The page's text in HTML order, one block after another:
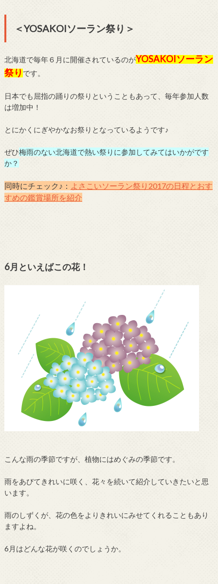
＜YOSAKOIソーラン祭り＞
北海道で毎年６月に開催されているのがYOSAKOIソーラン
祭り です。
日本でも屈指の踊りの祭りということもあって、毎年参加人数
は増加中！
とにかくにぎやかなお祭りとなっているようです♪
ぜひ梅雨のない北海道で熱い祭りに参加してみてはいかがです
か？
同時にチェック♪： よさこいソーラン祭り2017の日程とおす
すめの鑑賞場所を紹介
6月といえばこの花！
こんな雨の季節ですが、植物にはめぐみの季節です。
雨をあびてきれいに咲く、花々を続いて紹介していきたいと思
います。
雨のしずくが、花の色をよりきれいにみせてくれることもあり
ますよね。
6月はどんな花が咲くのでしょうか。